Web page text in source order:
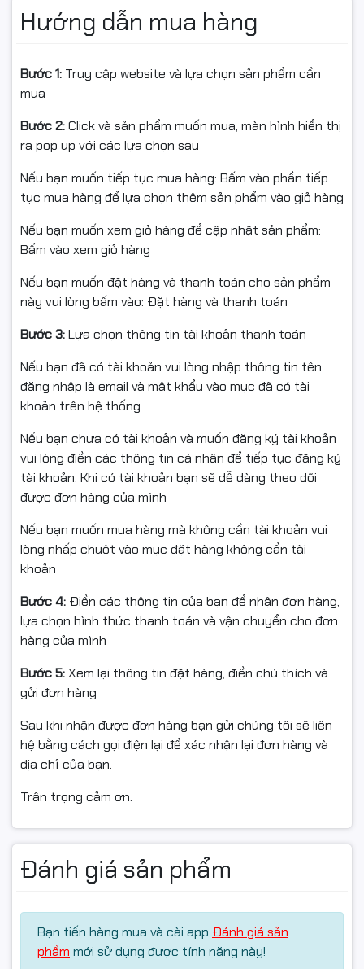
Hướng dẫn mua hàng
Bước 1: Truy cập website và lựa chọn sản phẩm cần
mua
Bước 2:Click và sản phẩm muốn mua, màn hình hiển thị
ra pop up với các lựa chọn sau
Nếu bạn muốn tiếp tục mua hàng: Bấm vào phần tiếp
tục mua hàng để lựa chọn thêm sản phẩm vào giỏ hàng
Nếu bạn muốn xem giỏ hàng để cập nhật sản phẩm:
Bấm vào xem giỏ hàng
Nếu bạn muốn đặt hàng và thanh toán cho sản phẩm
này vui lòng bấm vào: Đặt hàng và thanh toán
Bước 3:Lựa chọn thông tin tài khoản thanh toán
Nếu bạn đã có tài khoản vui lòng nhập thông tin tên
đăng nhập là email và mật khẩu vào mục đã có tài
khoản trên hệ thống
Nếu bạn chưa có tài khoản và muốn đăng ký tài khoản
vui lòng điền các thông tin cá nhân để tiếp tục đăng ký
tài khoản. Khi có tài khoản bạn sẽ dễ dàng theo dõi
được đơn hàng của mình
Nếu bạn muốn mua hàng mà không cần tài khoản vui
lòng nhấp chuột vào mục đặt hàng không cần tài
khoản
Bước 4: Điền các thông tin của bạn để nhận đơn hàng,
lựa chọn hình thức thanh toán và vận chuyển cho đơn
hàng của mình
Bước 5:Xem lại thông tin đặt hàng, điền chú thích và
gửi đơn hàng
Sau khi nhận được đơn hàng bạn gửi chúng tôi sẽ liên
hệ bằng cách gọi điện lại để xác nhận lại đơn hàng và
địa chỉ của bạn.
Trân trọng cảm ơn.
Đánh giá sản phẩm
Bạn tiến hàng mua và cài app Đánh giá sản
phẩm mới sử dụng được tính năng này!